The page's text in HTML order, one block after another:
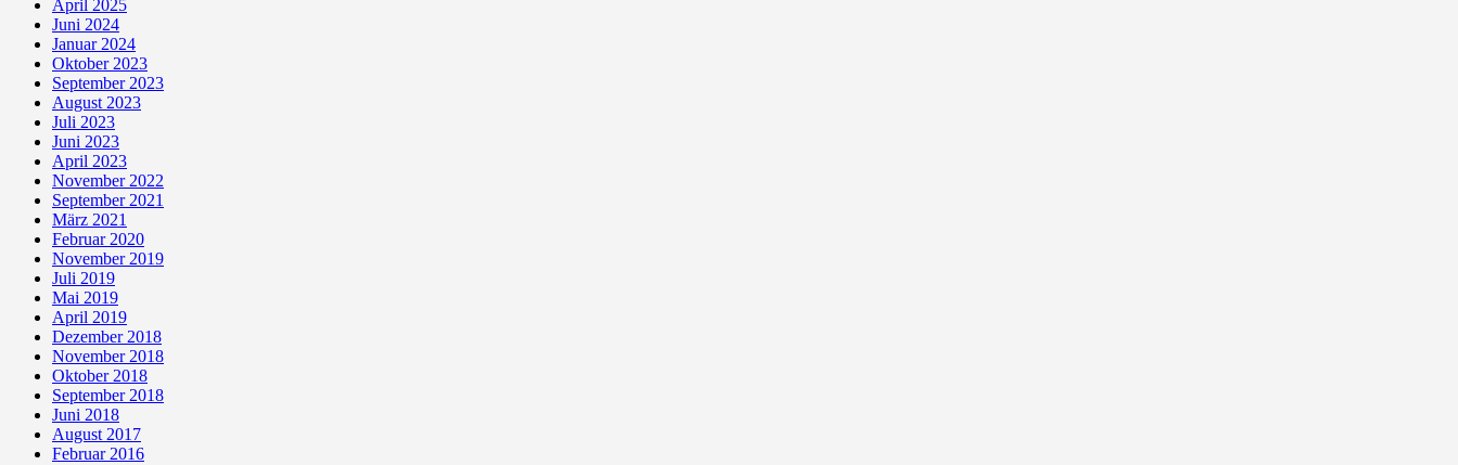
April 2025
Juni 2024
Januar 2024
Oktober 2023
September 2023
August 2023
Juli 2023
Juni 2023
April 2023
November 2022
September 2021
März 2021
Februar 2020
November 2019
Juli 2019
Mai 2019
April 2019
Dezember 2018
November 2018
Oktober 2018
September 2018
Juni 2018
August 2017
Februar 2016